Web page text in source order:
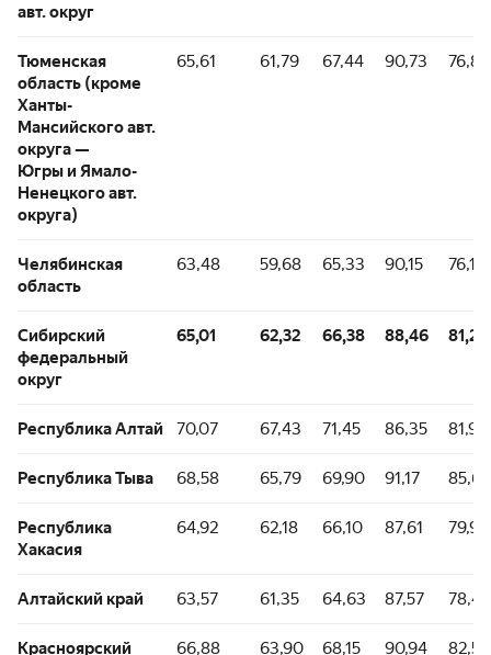
авт. округ
Тюменская
область (кроме
Ханты-
Мансийского авт.
округа —
Югры и Ямало-
Ненецкого авт.
округа)
65,61 61,79 67,44 90,73 76,88
Челябинская
область
63,48 59,68 65,33 90,15 76,19
Сибирский
федеральный
округ
65,01 62,32 66,38 88,46 81,24
Республика Алтай 70,07 67,43 71,45 86,35 81,96
Республика Тыва 68,58 65,79 69,90 91,17 85,64
Республика
Хакасия
64,92 62,18 66,10 87,61 79,93
Алтайский край 63,57 61,35 64,63 87,57 78,42
Красноярский
66,88 63,90 68,15 90,94 82,57